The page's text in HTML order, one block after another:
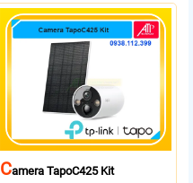
CAmera TapoC425 Kit